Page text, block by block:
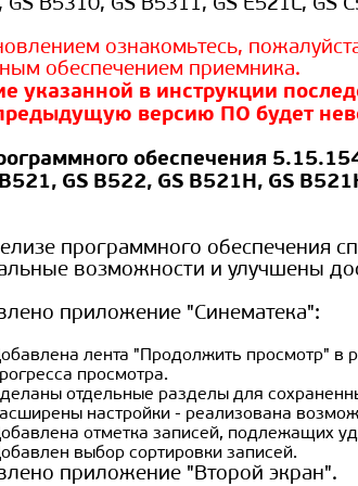
ознакомьтесь,
обеспечением приемника.
указанной в инструкции
версию ПО будет
обеспечения
GS B522, GS B521H, GS
программного обеспечения
возможности и улучшены
приложение "Синематека":
лента "Продолжить просмотр"
просмотра.
отдельные разделы для
настройки - реализована
отметка записей, подлежащих
выбор сортировки записей.
приложение "Второй экран".